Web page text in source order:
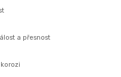
a přesnost